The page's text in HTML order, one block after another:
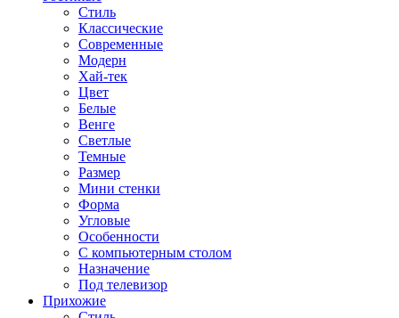
Стиль
Классические
Современные
Модерн
Хай-тек
Цвет
Белые
Венге
Светлые
Темные
Размер
Мини стенки
Форма
Угловые
Особенности
С компьютерным столом
Назначение
Под телевизор
Прихожие